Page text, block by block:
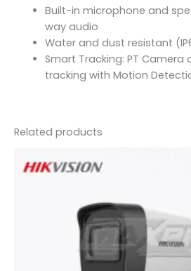
Built-in microphone and
way audio
Water and dust resistant
Smart Tracking: PT Camera
tracking with Motion
Related products